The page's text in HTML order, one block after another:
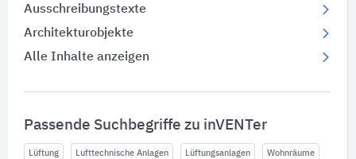
Ausschreibungstexte
Architekturobjekte
Alle Inhalte anzeigen
Passende Suchbegriffe zu inVENTer
Lüftung Lufttechnische Anlagen Lüftungsanlagen Wohnräume